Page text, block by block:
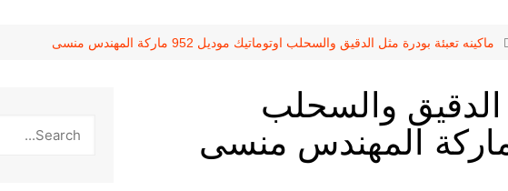
ماكينه تعبئة بودرة مثل الدقيق والسحلب اوتوماتيك موديل 952 ماركة المهندس منسى
الدقيق والسحلب